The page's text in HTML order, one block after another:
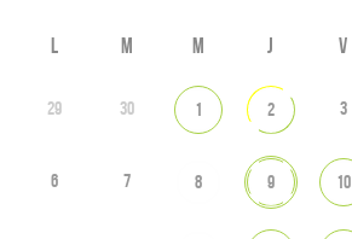
L M M J V
29 30 1 2 3
6 7 8 9 10